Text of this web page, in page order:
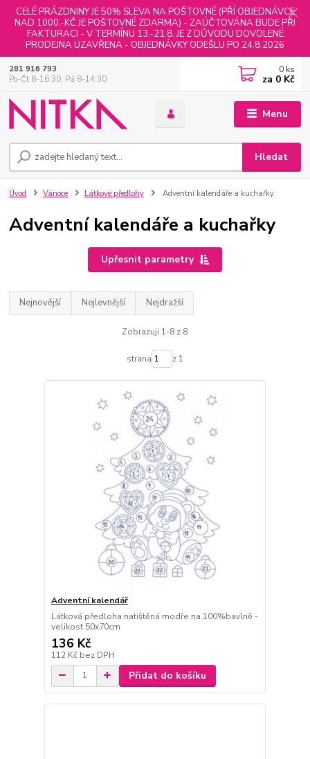
CELÉ PRÁZDNINY JE 50% SLEVA NA POŠTOVNÉ (PŘÍ OBJEDNÁVCE
NAD 1000,-KČ JE POŠTOVNÉ ZDARMA) - ZAÚČTOVÁNA BUDE PŘI
FAKTURACI - V TERMÍNU 13.-21.8. JE Z DŮVODU DOVOLENÉ
PRODEJNA UZAVŘENA - OBJEDNÁVKY ODEŠLU PO 24.8.2026
Menu
Hledat
281 916 793
Po-Čt 8-16:30, Pá 8-14:30
0 ks
za 0 Kč
Úvod Vánoce Látkové předlohy Adventní kalendáře a kuchařky
Adventní kalendáře a kuchařky
Upřesnit parametry
Nejnovější Nejlevnější Nejdražší
Zobrazuji 1-8 z 8
strana z 1
Adventní kalendář
Látková předloha natištěná modře na 100%bavlně -
velikost 50x70cm
136 Kč
112 Kč bez DPH
Přidat do košíku